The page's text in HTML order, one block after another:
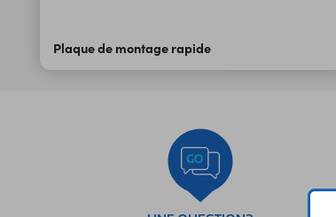
Plaque de montage rapide